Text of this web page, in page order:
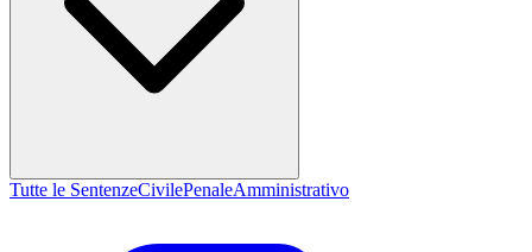
Tutte le SentenzeCivilePenaleAmministrativo